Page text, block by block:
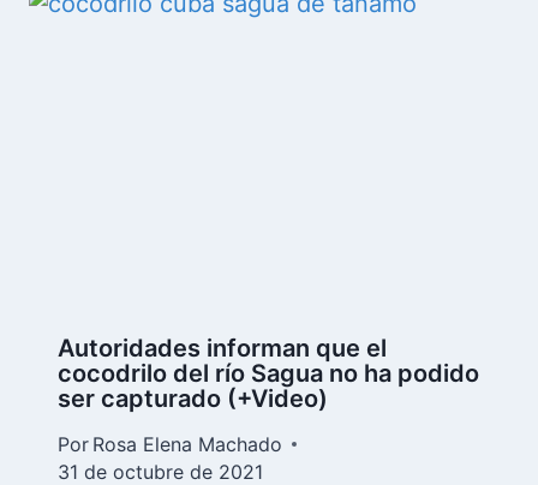
Autoridades informan que el
cocodrilo del río Sagua no ha podido
ser capturado (+Video)
Por Rosa Elena Machado
31 de octubre de 2021